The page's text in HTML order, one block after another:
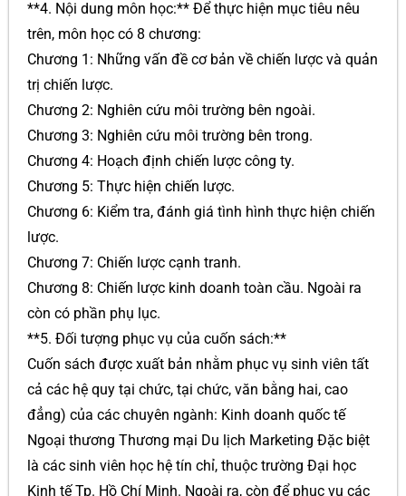
**4. Nội dung môn học:** Để thực hiện mục tiêu nêu
trên, môn học có 8 chương:
Chương 1: Những vấn đề cơ bản về chiến lược và quản
trị chiến lược.
Chương 2: Nghiên cứu môi trường bên ngoài.
Chương 3: Nghiên cứu môi trường bên trong.
Chương 4: Hoạch định chiến lược công ty.
Chương 5: Thực hiện chiến lược.
Chương 6: Kiểm tra, đánh giá tình hình thực hiện chiến
lược.
Chương 7: Chiến lược cạnh tranh.
Chương 8: Chiến lược kinh doanh toàn cầu. Ngoài ra
còn có phần phụ lục.
**5. Đối tượng phục vụ của cuốn sách:**
Cuốn sách được xuất bản nhằm phục vụ sinh viên tất
cả các hệ quy tại chức, tại chức, văn bằng hai, cao
đẳng) của các chuyên ngành: Kinh doanh quốc tế
Ngoại thương Thương mại Du lịch Marketing Đặc biệt
là các sinh viên học hệ tín chỉ, thuộc trường Đại học
Kinh tế Tp. Hồ Chí Minh. Ngoài ra, còn để phục vụ các